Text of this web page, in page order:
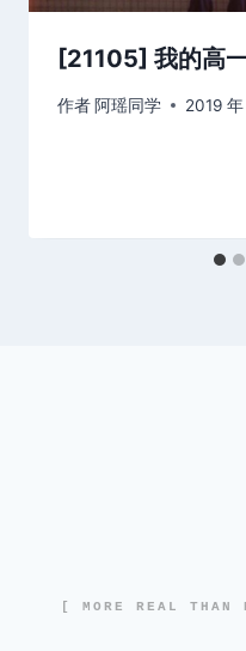
[21105] 我的高
作者 阿瑶同学 2019
[ MORE REAL THAN